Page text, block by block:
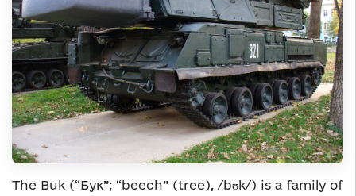
The Buk (“Бук”; “beech” (tree), /bʊk/) is a family of